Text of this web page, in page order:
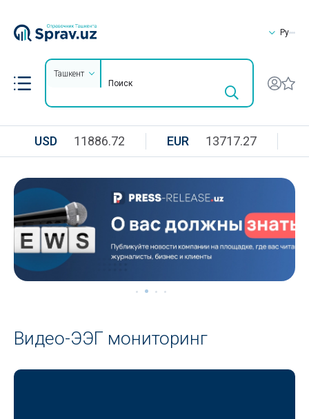
Ру
Ташкент
USD 11886.72 EUR 13717.27
Видео-ЭЭГ мониторинг